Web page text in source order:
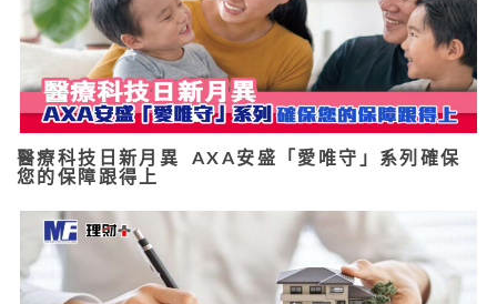
醫療科技日新月異 AXA安盛「愛唯守」系列確保
您的保障跟得上